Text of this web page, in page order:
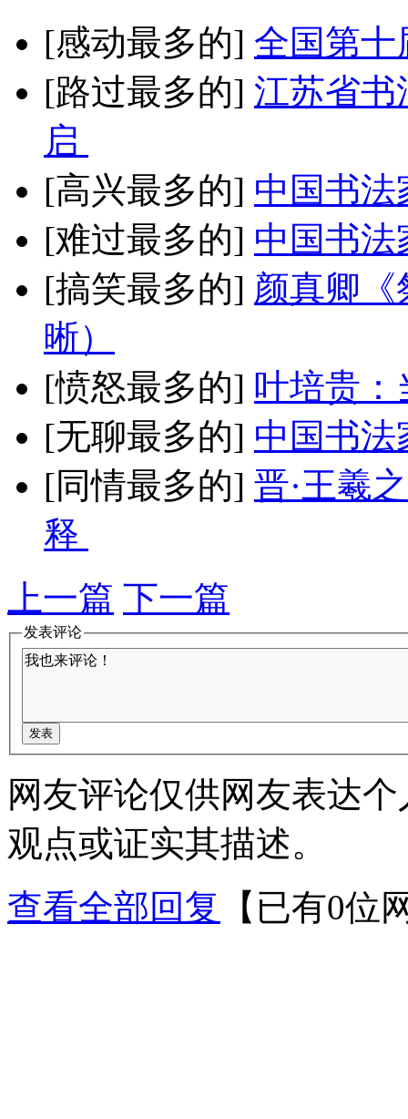
[感动最多的] 全国第十
[路过最多的] 江苏省书
启
[高兴最多的] 中国书法
[难过最多的] 中国书法
[搞笑最多的] 颜真卿《
晰）
[愤怒最多的] 叶培贵：
[无聊最多的] 中国书法
[同情最多的] 晋·王羲
释
上一篇 下一篇
发表评论
网友评论仅供网友表达
观点或证实其描述。
查看全部回复
【已有0位